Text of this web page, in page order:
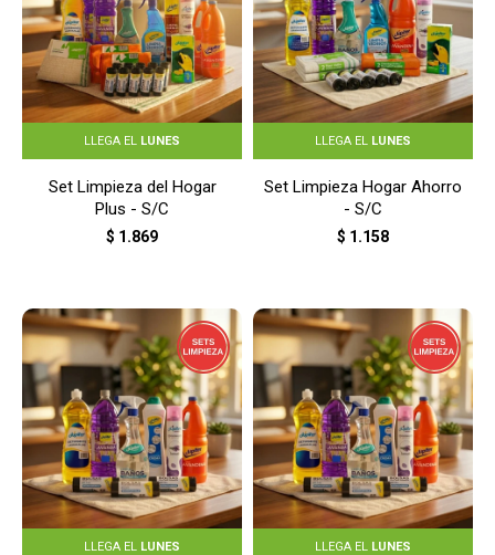
LLEGA EL LUNES
Set Limpieza del Hogar
Plus - S/C
$ 1.869
LLEGA EL LUNES
Set Limpieza Hogar Ahorro
- S/C
$ 1.158
LLEGA EL LUNES LLEGA EL LUNES